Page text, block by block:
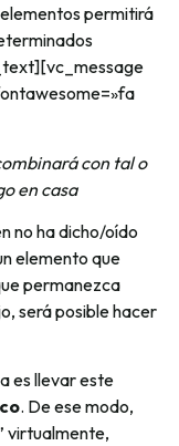
permitirá
con tal o
en casa
no ha dicho/oído
elemento que
permanezca
será posible hacer
es llevar este
. De ese modo,
virtualmente,